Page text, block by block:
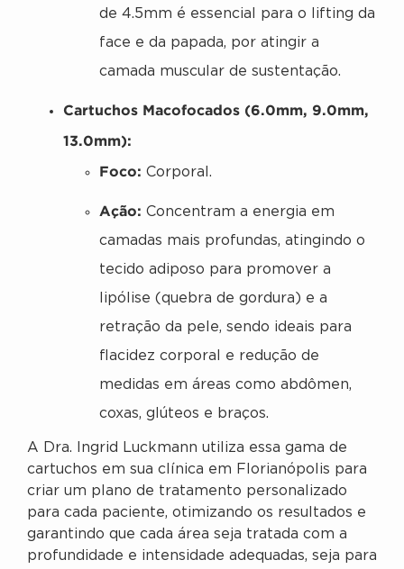
de 4.5mm é essencial para o lifting da
face e da papada, por atingir a
camada muscular de sustentação.
Cartuchos Macofocados (6.0mm, 9.0mm,
13.0mm):
Foco: Corporal.
Ação: Concentram a energia em
camadas mais profundas, atingindo o
tecido adiposo para promover a
lipólise (quebra de gordura) e a
retração da pele, sendo ideais para
flacidez corporal e redução de
medidas em áreas como abdômen,
coxas, glúteos e braços.
A Dra. Ingrid Luckmann utiliza essa gama de
cartuchos em sua clínica em Florianópolis para
criar um plano de tratamento personalizado
para cada paciente, otimizando os resultados e
garantindo que cada área seja tratada com a
profundidade e intensidade adequadas, seja para